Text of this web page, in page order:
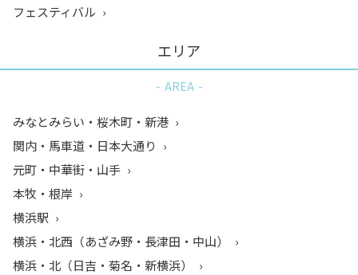
フェスティバル
エリア
AREA
みなとみらい・桜木町・新港
関内・馬車道・日本大通り
元町・中華街・山手
本牧・根岸
横浜駅
横浜・北西（あざみ野・長津田・中山）
横浜・北（日吉・菊名・新横浜）